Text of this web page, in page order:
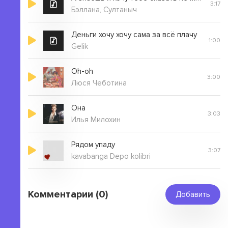
Бэллана, Султаныч
3:17
Деньги хочу хочу сама за всё плачу
Gelik
1:00
Oh-oh
Люся Чеботина
3:00
Она
Илья Милохин
3:03
Рядом упаду
kavabanga Depo kolibri
3:07
Комментарии (0) Добавить